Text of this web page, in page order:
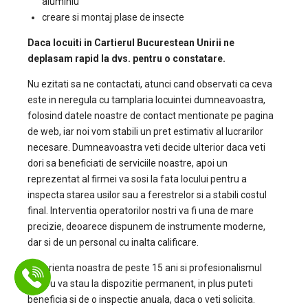
creare si montaj plase de insecte
Daca locuiti in Cartierul Bucurestean Unirii ne
deplasam rapid la dvs. pentru o constatare.
Nu ezitati sa ne contactati, atunci cand observati ca ceva
este in neregula cu tamplaria locuintei dumneavoastra,
folosind datele noastre de contact mentionate pe pagina
de web, iar noi vom stabili un pret estimativ al lucrarilor
necesare. Dumneavoastra veti decide ulterior daca veti
dori sa beneficiati de serviciile noastre, apoi un
reprezentat al firmei va sosi la fata locului pentru a
inspecta starea usilor sau a ferestrelor si a stabili costul
final. Interventia operatorilor nostri va fi una de mare
precizie, deoarece dispunem de instrumente moderne,
dar si de un personal cu inalta calificare.
Experienta noastra de peste 15 ani si profesionalismul
nostru va stau la dispozitie permanent, in plus puteti
beneficia si de o inspectie anuala, daca o veti solicita.